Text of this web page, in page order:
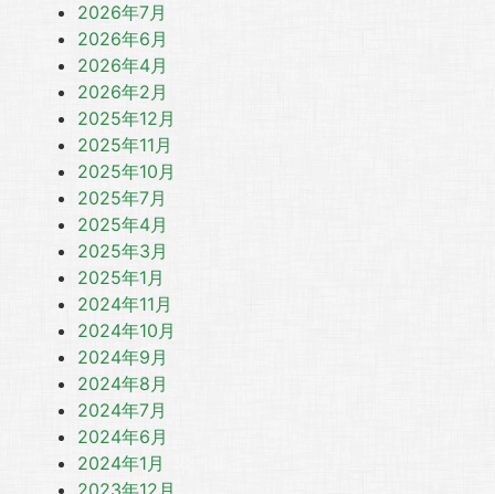
2026年7月
2026年6月
2026年4月
2026年2月
2025年12月
2025年11月
2025年10月
2025年7月
2025年4月
2025年3月
2025年1月
2024年11月
2024年10月
2024年9月
2024年8月
2024年7月
2024年6月
2024年1月